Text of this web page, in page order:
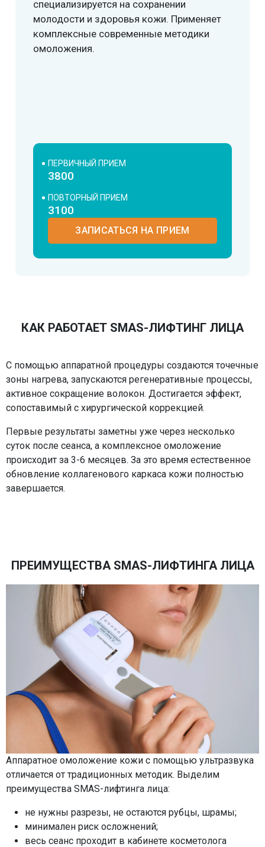
специализируется на сохранении
молодости и здоровья кожи. Применяет
комплексные современные методики
омоложения.
ПЕРВИЧНЫЙ ПРИЕМ
3800
ПОВТОРНЫЙ ПРИЕМ
3100
ЗАПИСАТЬСЯ НА ПРИЕМ
КАК РАБОТАЕТ SMAS-ЛИФТИНГ ЛИЦА
С помощью аппаратной процедуры создаются точечные
зоны нагрева, запускаются регенеративные процессы,
активное сокращение волокон. Достигается эффект,
сопоставимый с хирургической коррекцией.
Первые результаты заметны уже через несколько
суток после сеанса, а комплексное омоложение
происходит за 3-6 месяцев. За это время естественное
обновление коллагенового каркаса кожи полностью
завершается.
ПРЕИМУЩЕСТВА SMAS-ЛИФТИНГА ЛИЦА
Аппаратное омоложение кожи с помощью ультразвука
отличается от традиционных методик. Выделим
преимущества SMAS-лифтинга лица:
не нужны разрезы, не остаются рубцы, шрамы;
минимален риск осложнений;
весь сеанс проходит в кабинете косметолога